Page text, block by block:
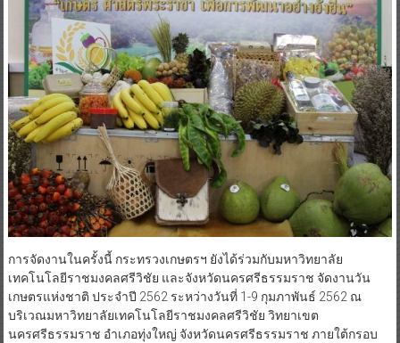
การจัดงานในครั้งนี้ กระทรวงเกษตรฯ ยังได้ร่วมกับมหาวิทยาลัย
เทคโนโลยีราชมงคลศรีวิชัย และจังหวัดนครศรีธรรมราช จัดงานวัน
เกษตรแห่งชาติ ประจำปี 2562 ระหว่างวันที่ 1-9 กุมภาพันธ์ 2562 ณ
บริเวณมหาวิทยาลัยเทคโนโลยีราชมงคลศรีวิชัย วิทยาเขต
นครศรีธรรมราช อำเภอทุ่งใหญ่ จังหวัดนครศรีธรรมราช ภายใต้กรอบ